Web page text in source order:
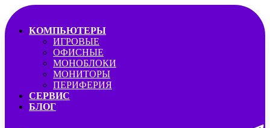
КОМПЬЮТЕРЫ
ИГРОВЫЕ
ОФИСНЫЕ
МОНОБЛОКИ
МОНИТОРЫ
ПЕРИФЕРИЯ
СЕРВИС
БЛОГ